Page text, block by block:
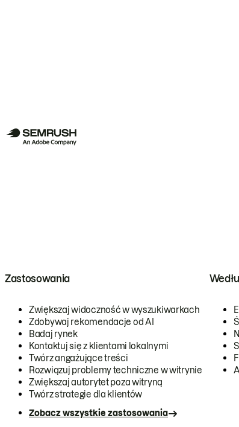
Zastosowania
Zwiększaj widoczność w wyszukiwarkach
Zdobywaj rekomendacje od AI
Badaj rynek
Kontaktuj się z klientami lokalnymi
Twórz angażujące treści
Rozwiązuj problemy techniczne w witrynie
Zwiększaj autorytet poza witryną
Twórz strategie dla klientów
Zobacz wszystkie zastosowania